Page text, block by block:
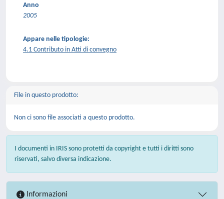
Anno
2005
Appare nelle tipologie:
4.1 Contributo in Atti di convegno
File in questo prodotto:
Non ci sono file associati a questo prodotto.
I documenti in IRIS sono protetti da copyright e tutti i diritti sono
riservati, salvo diversa indicazione.
Informazioni